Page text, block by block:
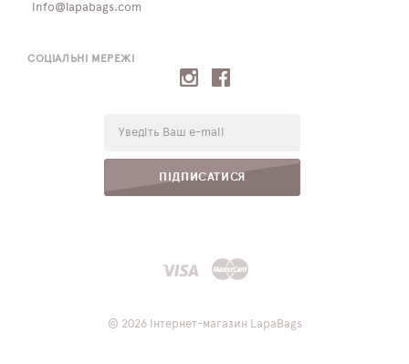
СОЦІАЛЬНІ МЕРЕЖІ
ПІДПИСАТИСЯ
info@lapabags.com
© 2026 Інтернет-магазин LapaBags